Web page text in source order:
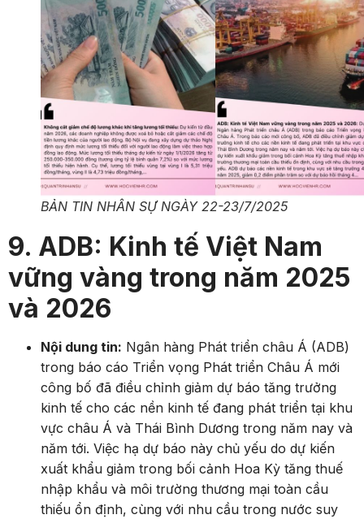
BẢN TIN NHÂN SỰ NGÀY 22-23/7/2025
9. ADB: Kinh tế Việt Nam
vững vàng trong năm 2025
và 2026
Nội dung tin: Ngân hàng Phát triển châu Á (ADB)
trong báo cáo Triển vọng Phát triển Châu Á mới
công bố đã điều chỉnh giảm dự báo tăng trưởng
kinh tế cho các nền kinh tế đang phát triển tại khu
vực châu Á và Thái Bình Dương trong năm nay và
năm tới. Việc hạ dự báo này chủ yếu do dự kiến
xuất khẩu giảm trong bối cảnh Hoa Kỳ tăng thuế
nhập khẩu và môi trường thương mại toàn cầu
thiếu ổn định, cùng với nhu cầu trong nước suy